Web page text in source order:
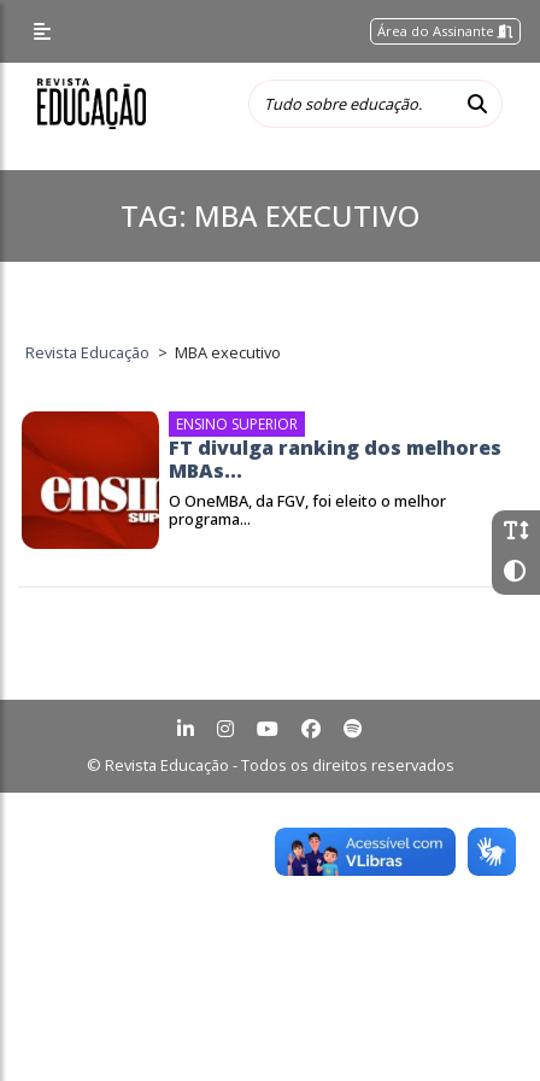
Área do Assinante
TAG: MBA EXECUTIVO
Revista Educação > MBA executivo
ENSINO SUPERIOR
FT divulga ranking dos melhores
MBAs...
O OneMBA, da FGV, foi eleito o melhor
programa...
© Revista Educação - Todos os direitos reservados